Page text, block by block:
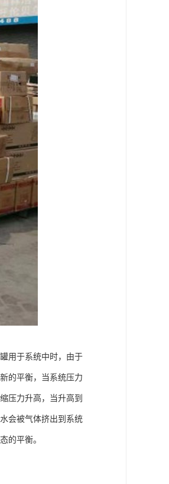
用于系统中时，由于
的平衡，当系统压力
压力升高，当升高到
会被气体挤出到系统
的平衡。